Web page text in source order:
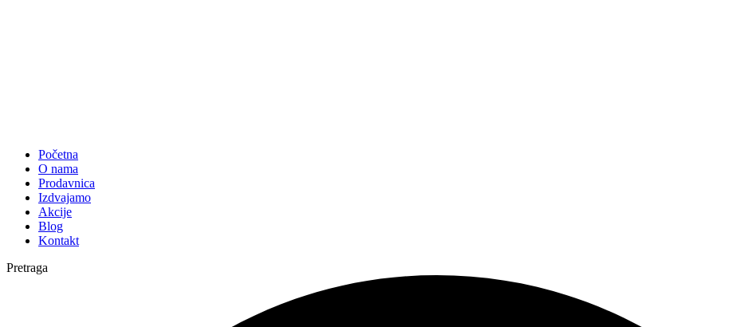
Početna
O nama
Prodavnica
Izdvajamo
Akcije
Blog
Kontakt
Pretraga